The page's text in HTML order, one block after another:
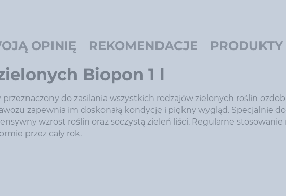
OPINIĘ REKOMENDACJE
Biopon 1 l
do zasilania wszystkich rodzajów zielonych roślin
zapewnia im doskonałą kondycję i piękny wygląd. Specjalnie
wzrost roślin oraz soczystą zieleń liści. Regularne stosowanie
przez cały rok.